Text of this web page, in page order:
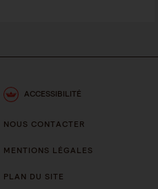
ACCESSIBILITÉ
NOUS CONTACTER
MENTIONS LÉGALES
PLAN DU SITE